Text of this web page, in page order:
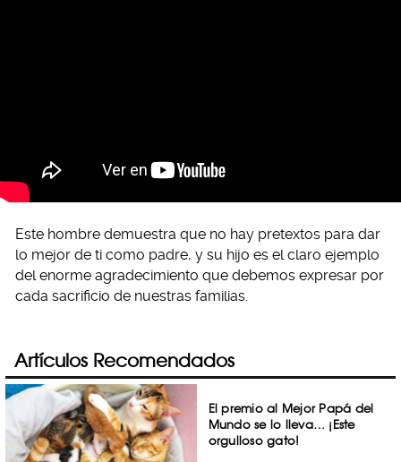
Este hombre demuestra que no hay pretextos para dar
lo mejor de ti como padre, y su hijo es el claro ejemplo
del enorme agradecimiento que debemos expresar por
cada sacrificio de nuestras familias.
Artículos Recomendados
El premio al Mejor Papá del
Mundo se lo lleva… ¡Este
orgulloso gato!